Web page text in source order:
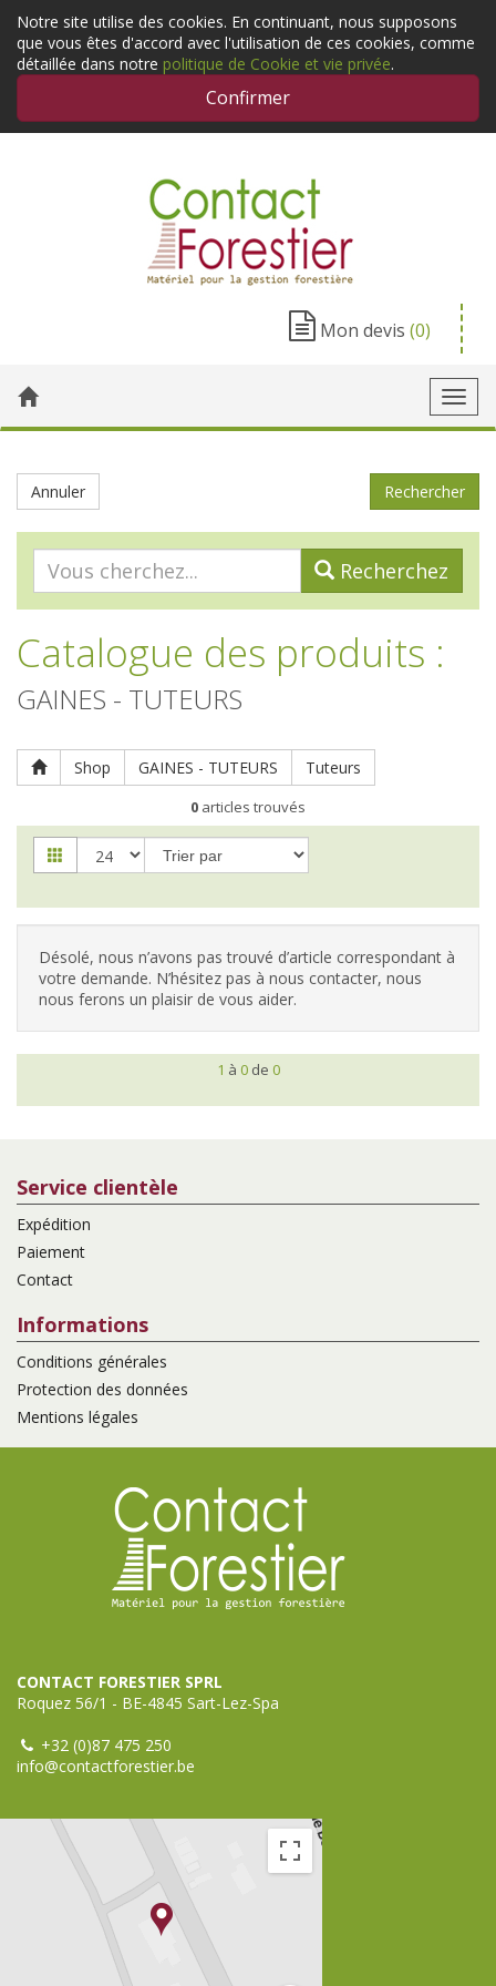
Notre site utilise des cookies. En continuant, nous supposons
que vous êtes d'accord avec l'utilisation de ces cookies, comme
détaillée dans notre politique de Cookie et vie privée.
Confirmer
Mon devis (0)
Annuler
Recherchez
Catalogue des produits :
GAINES - TUTEURS
Shop GAINES - TUTEURS Tuteurs
0 articles trouvés
Désolé, nous n’avons pas trouvé d’article correspondant à
votre demande. N’hésitez pas à nous contacter, nous
nous ferons un plaisir de vous aider.
1 à 0 de 0
Service clientèle
Expédition
Paiement
Contact
Informations
Conditions générales
Protection des données
Mentions légales
CONTACT FORESTIER SPRL
Roquez 56/1 - BE-4845 Sart-Lez-Spa
+32 (0)87 475 250
info@contactforestier.be